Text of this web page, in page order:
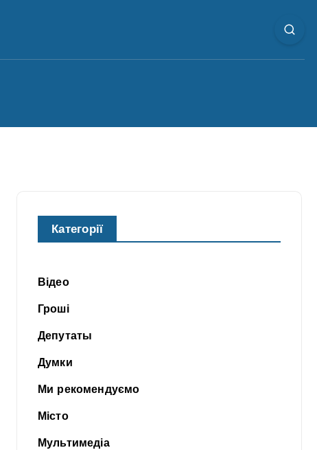
Категорії
Відео
Гроші
Депутаты
Думки
Ми рекомендуємо
Місто
Мультимедіа